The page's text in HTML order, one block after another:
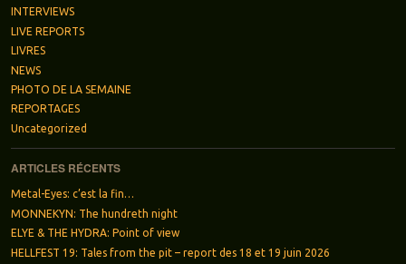
INTERVIEWS
LIVE REPORTS
LIVRES
NEWS
PHOTO DE LA SEMAINE
REPORTAGES
Uncategorized
ARTICLES RÉCENTS
Metal-Eyes: c’est la fin…
MONNEKYN: The hundreth night
ELYE & THE HYDRA: Point of view
HELLFEST 19: Tales from the pit – report des 18 et 19 juin 2026